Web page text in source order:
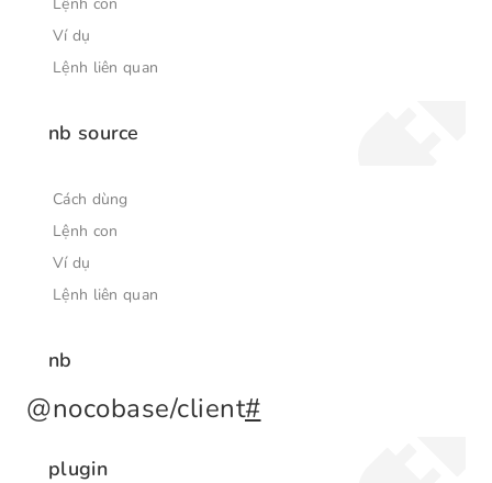
Ví dụ
Lệnh liên quan
nb source
Cách dùng
Lệnh con
Ví dụ
Lệnh liên quan
nb
@nocobase/client#
plugin